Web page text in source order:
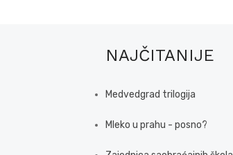
NAJČITANIJE
Medvedgrad trilogija
Mleko u prahu - posno?